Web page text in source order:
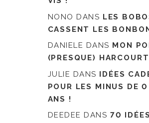
NONO DANS LES
CASSENT LES
DANIELE DANS MON
(PRESQUE) HARCOURT
JULIE DANS IDÉES
POUR LES MINUS DE
ANS !
DEEDEE DANS 70 IDÉES